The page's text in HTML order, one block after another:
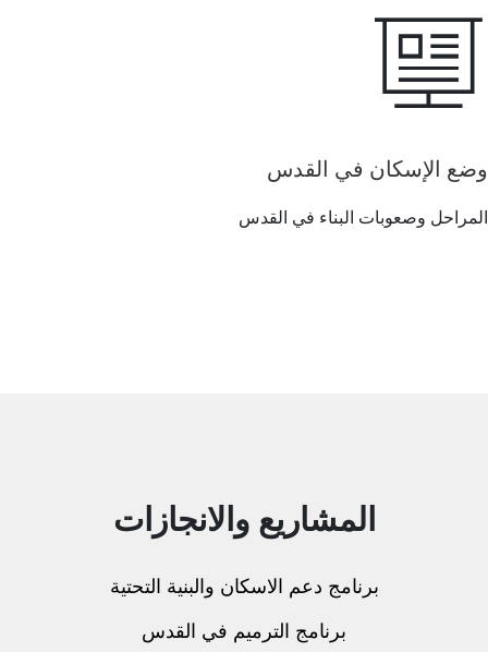
وضع الإسكان في القدس
المراحل وصعوبات البناء في القدس
المشاريع والانجازات
برنامج دعم الاسكان والبنية التحتية
برنامج الترميم في القدس